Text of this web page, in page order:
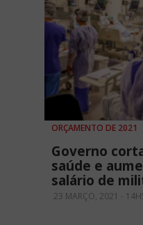
ORÇAMENTO DE 2021
Governo
saúde e
salário de
23 MARÇO, 2021 -